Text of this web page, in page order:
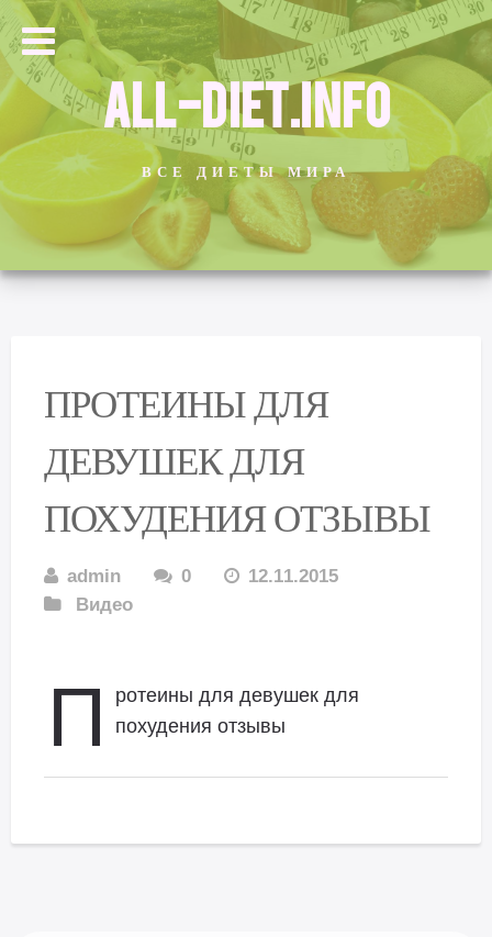
ALL-DIET.INFO
ВСЕ ДИЕТЫ МИРА
ПРОТЕИНЫ ДЛЯ
ДЕВУШЕК ДЛЯ
ПОХУДЕНИЯ ОТЗЫВЫ
admin 0
12.11.2015
Видео
П
ротеины для девушек для
похудения отзывы